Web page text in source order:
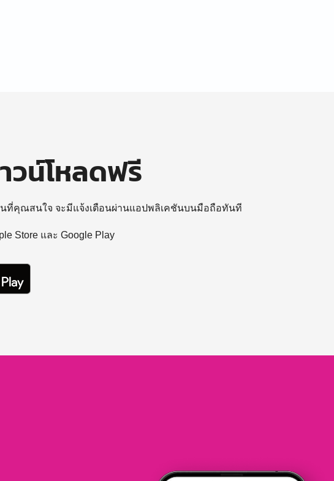
น์โหลดฟรี
นที่คุณสนใจ จะมีแจ้งเตือนผ่านแอปพลิเคชันบนมือถือทันที
Store และ Google Play